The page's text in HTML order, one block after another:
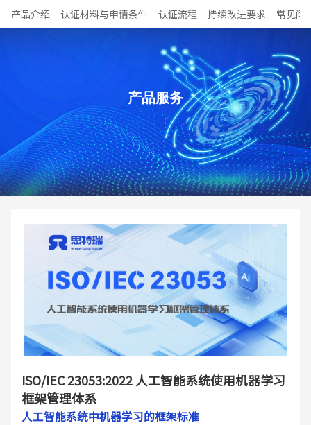
产品服务
ISO/IEC 23053:2022 人工智能系统使用机器学习
框架管理体系
人工智能系统中机器学习的框架标准
产品介绍 认证材料与申请条件 认证流程 持续改进要求 常见问